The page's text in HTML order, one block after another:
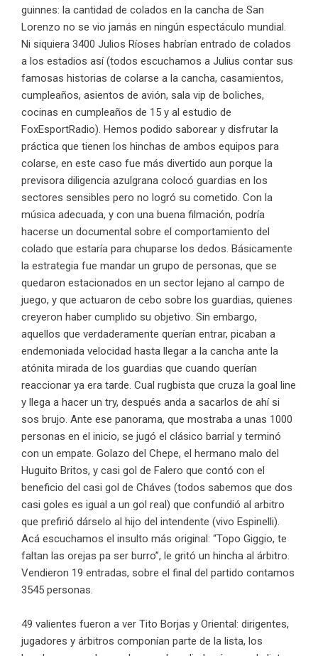
guinnes: la cantidad de colados en la cancha de San
Lorenzo no se vio jamás en ningún espectáculo mundial.
Ni siquiera 3400 Julios Ríoses habrían entrado de colados
a los estadios así (todos escuchamos a Julius contar sus
famosas historias de colarse a la cancha, casamientos,
cumpleaños, asientos de avión, sala vip de boliches,
cocinas en cumpleaños de 15 y al estudio de
FoxEsportRadio). Hemos podido saborear y disfrutar la
práctica que tienen los hinchas de ambos equipos para
colarse, en este caso fue más divertido aun porque la
previsora diligencia azulgrana colocó guardias en los
sectores sensibles pero no logró su cometido. Con la
música adecuada, y con una buena filmación, podría
hacerse un documental sobre el comportamiento del
colado que estaría para chuparse los dedos. Básicamente
la estrategia fue mandar un grupo de personas, que se
quedaron estacionados en un sector lejano al campo de
juego, y que actuaron de cebo sobre los guardias, quienes
creyeron haber cumplido su objetivo. Sin embargo,
aquellos que verdaderamente querían entrar, picaban a
endemoniada velocidad hasta llegar a la cancha ante la
atónita mirada de los guardias que cuando querían
reaccionar ya era tarde. Cual rugbista que cruza la goal line
y llega a hacer un try, después anda a sacarlos de ahí si
sos brujo. Ante ese panorama, que mostraba a unas 1000
personas en el inicio, se jugó el clásico barrial y terminó
con un empate. Golazo del Chepe, el hermano malo del
Huguito Britos, y casi gol de Falero que contó con el
beneficio del casi gol de Cháves (todos sabemos que dos
casi goles es igual a un gol real) que confundió al arbitro
que prefirió dárselo al hijo del intendente (vivo Espinelli).
Acá escuchamos el insulto más original: “Topo Giggio, te
faltan las orejas pa ser burro”, le gritó un hincha al árbitro.
Vendieron 19 entradas, sobre el final del partido contamos
3545 personas.
49 valientes fueron a ver Tito Borjas y Oriental: dirigentes,
jugadores y árbitros componían parte de la lista, los